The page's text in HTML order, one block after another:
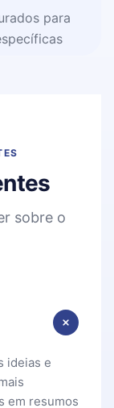
para
sobre o
ideias e
em resumos